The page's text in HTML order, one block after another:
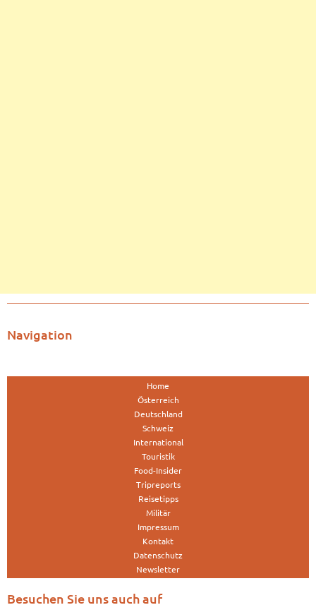
Navigation
Home
Österreich
Deutschland
Schweiz
International
Touristik
Food-Insider
Tripreports
Reisetipps
Militär
Impressum
Kontakt
Datenschutz
Newsletter
Besuchen Sie uns auch auf